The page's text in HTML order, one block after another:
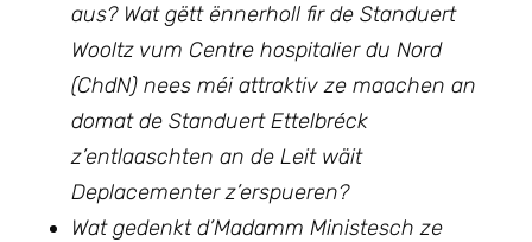
aus? Wat gëtt ënnerholl fir de Standuert
Wooltz vum Centre hospitalier du Nord
(ChdN) nees méi attraktiv ze maachen an
domat de Standuert Ettelbréck
z’entlaaschten an de Leit wäit
Deplacementer z’erspueren?
Wat gedenkt d’Madamm Ministesch ze